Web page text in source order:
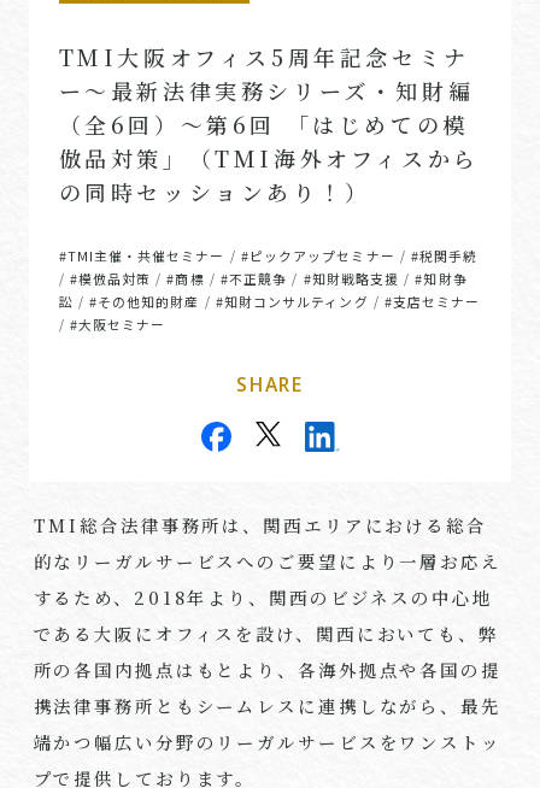
TMI大阪オフィス5周年記念セミナ
ー～最新法律実務シリーズ・知財編
（全6回）～第6回 「はじめての模
倣品対策」（TMI海外オフィスから
の同時セッションあり！）
#TMI主催・共催セミナー / #ピックアップセミナー / #税関手続
/ #模倣品対策 /#商標 / #不正競争 / #知財戦略支援 /#知財争
訟 / #その他知的財産 / #知財コンサルティング / #支店セミナー
/ #大阪セミナー
SHARE
TMI総合法律事務所は、関西エリアにおける総合
的なリーガルサービスへのご要望により一層お応え
するため、2018年より、関西のビジネスの中心地
である大阪にオフィスを設け、関西においても、弊
所の各国内拠点はもとより、各海外拠点や各国の提
携法律事務所ともシームレスに連携しながら、最先
端かつ幅広い分野のリーガルサービスをワンストッ
プで提供しております。